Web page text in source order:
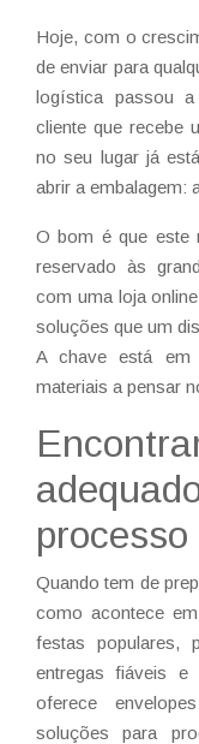
Hoje, com o
de enviar para
logística passou
cliente que recebe
no seu lugar já
abrir a embalagem:
O bom é que este
reservado às
com uma loja
soluções que um
A chave está em
materiais a pensar
processo
Quando tem de
como acontece
festas populares,
entregas fiáveis
oferece
soluções para